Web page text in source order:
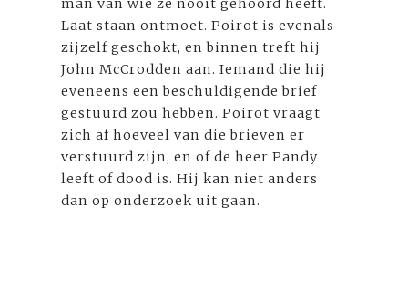
man van wie ze nooit gehoord heeft.
Laat staan ontmoet. Poirot is evenals
zijzelf geschokt, en binnen treft hij
John McCrodden aan. Iemand die hij
eveneens een beschuldigende brief
gestuurd zou hebben. Poirot vraagt
zich af hoeveel van die brieven er
verstuurd zijn, en of de heer Pandy
leeft of dood is. Hij kan niet anders
dan op onderzoek uit gaan.